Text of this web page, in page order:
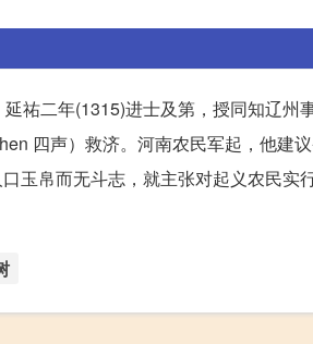
祐二年(1315)进士及第，授同知辽州
四声）救济。河南农民军起，他建
玉帛而无斗志，就主张对起义农民实